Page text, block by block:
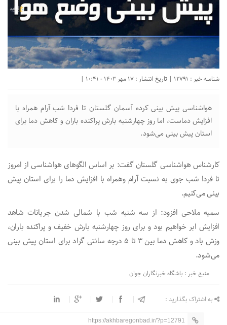
شناسه خبر : 12791 | تاریخ انتشار : 17 مهر 1403 - 10:41 |
هواشناسی پیش بینی کرده آسمان گلستان تا فردا شب آرام همراه با
افزایش دماست، اما روز چهارشنبه بارش پراکنده باران و کاهش دما برای
استان پیش بینی می‌شود.
کارشناس هواشناسی گلستان گفت: بر اساس الگو‌های هواشناسی از امروز
تا فردا شب جوی به نسبت آرام وهمراه با افزایش دما را برای استان پیش
بینی می‌کنیم.
سمیه ملاحی افزود: از سه شنبه شب با شمالی شدن جریانات شاهد
افزایش ابر خواهیم بود و برای روز چهارشنبه بارش خفیف و پراکنده باران،
وزش باد و کاهش دما بین ۳ تا ۵ درجه سانتی گراد برای استان پیش بینی
می‌شود.
منبع خبر : باشگاه خبرنگاران جوان
به اشتراک بگذارید :
https://akhbaregonbad.ir/?p=12791